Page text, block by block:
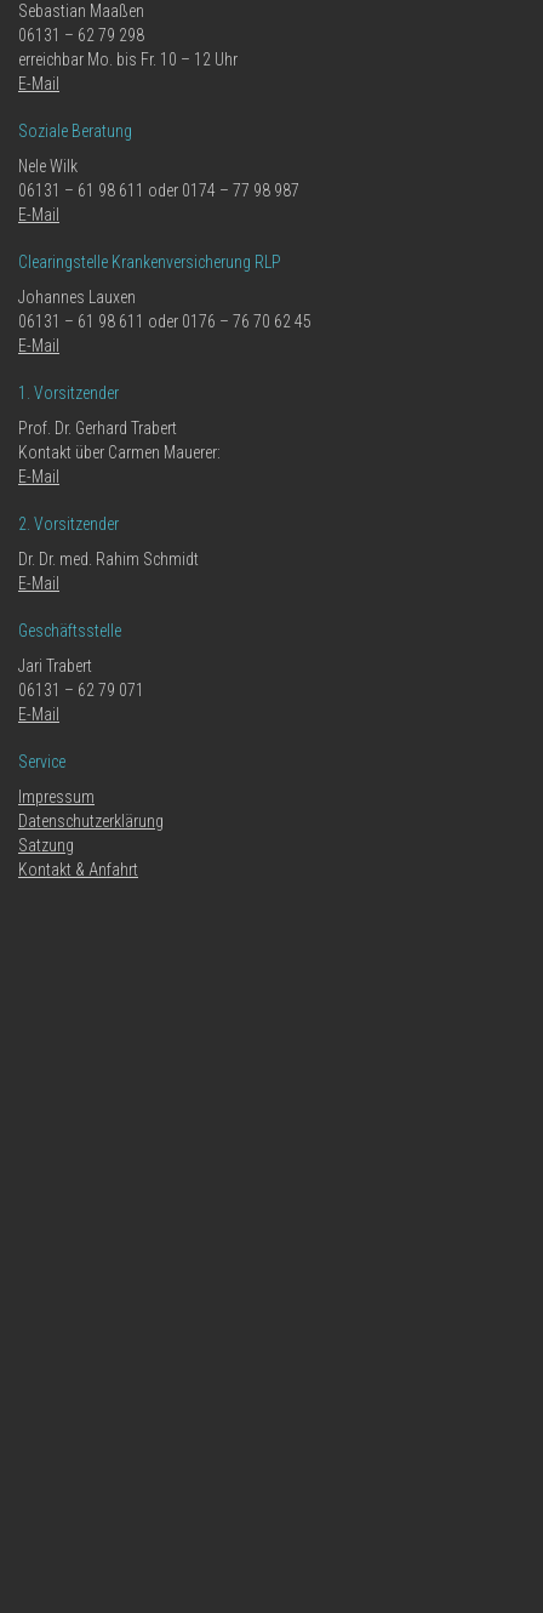
Sebastian Maaßen
06131 – 62 79 298
erreichbar Mo. bis Fr. 10 – 12 Uhr
E-Mail
Soziale Beratung
Nele Wilk
06131 – 61 98 611 oder 0174 – 77 98 987
E-Mail
Clearingstelle Krankenversicherung RLP
Johannes Lauxen
06131 – 61 98 611 oder 0176 – 76 70 62 45
E-Mail
1. Vorsitzender
Prof. Dr. Gerhard Trabert
Kontakt über Carmen Mauerer:
E-Mail
2. Vorsitzender
Dr. Dr. med. Rahim Schmidt
E-Mail
Geschäftsstelle
Jari Trabert
06131 – 62 79 071
E-Mail
Service
Impressum
Datenschutzerklärung
Satzung
Kontakt & Anfahrt